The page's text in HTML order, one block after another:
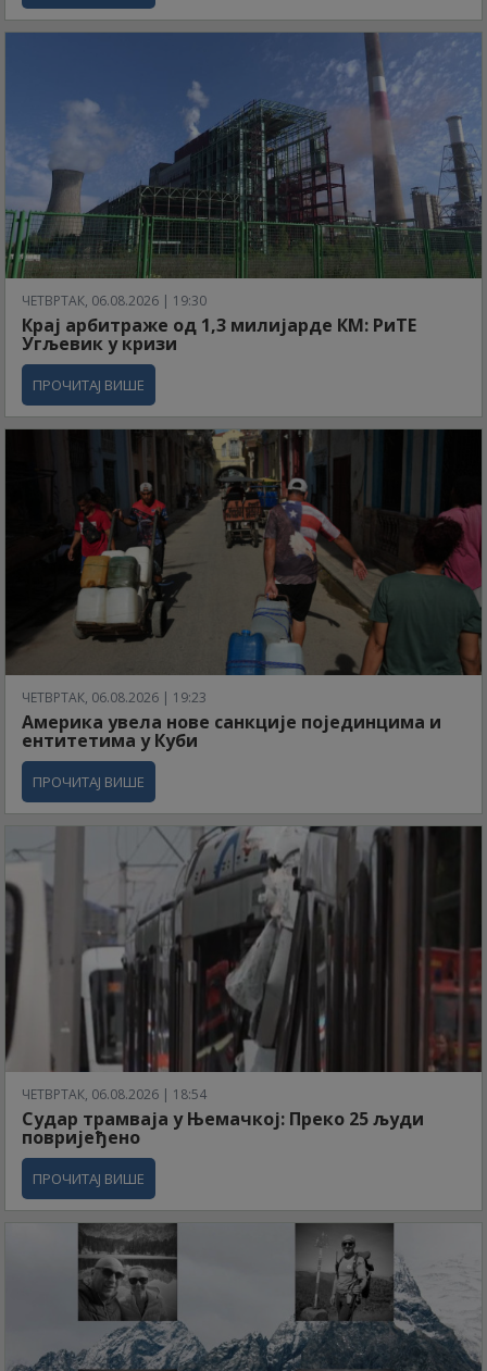
ЧЕТВРТАК, 06.08.2026 | 19:30
Крај арбитраже од 1,3 милијарде КМ: РиТЕ
Угљевик у кризи
ПРОЧИТАЈ ВИШЕ
ЧЕТВРТАК, 06.08.2026 | 19:23
Америка увела нове санкције појединцима и
ентитетима у Куби
ПРОЧИТАЈ ВИШЕ
ЧЕТВРТАК, 06.08.2026 | 18:54
Судар трамваја у Њемачкој: Преко 25 људи
повријеђено
ПРОЧИТАЈ ВИШЕ